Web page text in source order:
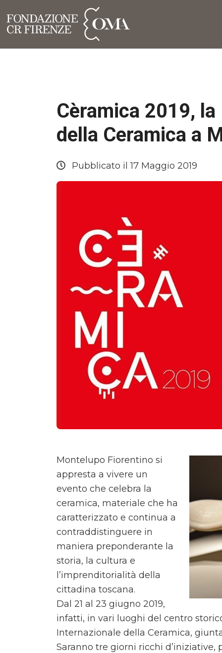
Cèramica 2019,
della Ceramica a
Pubblicato il 17 Maggio 2019
Montelupo Fiorentino si
appresta a vivere un
evento che celebra la
ceramica, materiale che ha
caratterizzato e continua a
contraddistinguere in
maniera preponderante la
storia, la cultura e
l’imprenditorialità della
cittadina toscana.
Dal 21 al 23 giugno 2019,
infatti, in vari luoghi del centro
Internazionale della Ceramica,
Saranno tre giorni ricchi